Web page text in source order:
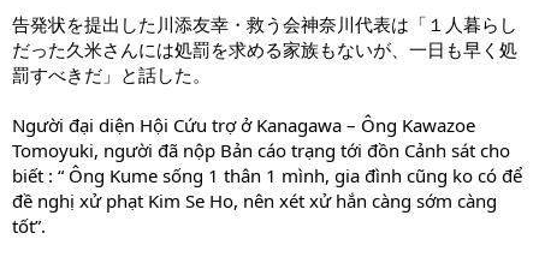
告発状を提出した川添友幸・救う会神奈川代表は「１人暮らし
だった久米さんには処罰を求める家族もないが、一日も早く処
罰すべきだ」と話した。
Người đại diện Hội Cứu trợ ở Kanagawa – Ông Kawazoe
Tomoyuki, người đã nộp Bản cáo trạng tới đồn Cảnh sát cho
biết : “ Ông Kume sống 1 thân 1 mình, gia đình cũng ko có để
đề nghị xử phạt Kim Se Ho, nên xét xử hắn càng sớm càng
tốt”.